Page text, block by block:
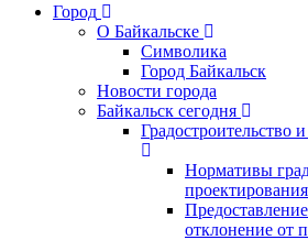
Город
О Байкальске
Символика
Город Байкальск
Новости города
Байкальск сегодня
Градостроительство
Нормативы
проектирования
отклонение от